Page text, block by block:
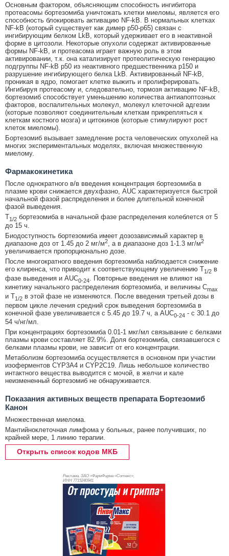
Основным фактором, объясняющим способность ингибитора
протеасомы бортезомиба уничтожать клетки миеломы, является его
способность блокировать активацию NF-kB. В нормальных клетках
NF-kB (который существует как димер р50-р65) связан с
ингибирующим белком LkB, который удерживает его в неактивной
форме в цитозоли. Некоторые опухоли содержат активированные
формы NF-kB, и протеасома играет важную роль в этом
активировании, т.к. она катализирует протеолитическую генерацию
подгруппы NF-kB р50 из неактивного предшественника р150 и
разрушение ингибирующего белка LkB. Активированный NF-kB,
проникая в ядро, помогает клетке выжить и пролиферировать.
Ингибируя протеасому и, следовательно, тормозя активацию NF-kB,
бортезомиб способствует уменьшению количества антиапоптозных
факторов, воспалительных молекул, молекул клеточной адгезии
(которые позволяют соединительным клеткам прикрепляться к
клеткам костного мозга) и цитокинов (которые стимулируют рост
клеток миеломы).
Бортезомиб вызывает замедление роста человеческих опухолей на
многих экспериментальных моделях, включая множественную
миелому.
Фармакокинетика
После однократного в/в введения концентрация бортезомиба в
плазме крови снижается двухфазно, AUC характеризуется быстрой
начальной фазой распределения и более длительной конечной
фазой выведения.
T1/2 бортезомиба в начальной фазе распределения колеблется от 5
до 15 ч.
Биодоступность бортезомиба имеет дозозависимый характер в
диапазоне доз от 1.45 до 2 мг/м2, а в диапазоне доз 1-1.3 мг/м2
увеличивается пропорционально дозе.
После многократного введения бортезомиба наблюдается снижение
его клиренса, что приводит к соответствующему увеличению T1/2 в
фазе выведения и AUC0-24
. Повторные введения не влияют на
кинетику начального распределения бортезомиба, и величины Сmax
и T1/2 в этой фазе не изменяются. После введения третьей дозы в
первом цикле лечения средний срок выведения бортезомиба в
конечной фазе увеличивается с 5.45 до 19.7 ч, а AUC0-24 - с 30.1 до
54 ч/нг/мл.
При концентрациях бортезомиба 0.01-1 мкг/мл связывание с белками
плазмы крови составляет 82.9%. Доля бортезомиба, связавшегося с
белками плазмы крови, не зависит от его концентрации.
Метаболизм бортезомиба осуществляется в основном при участии
изоферментов CYP3A4 и CYP2C19. Лишь небольшое количество
интактного вещества выводится с мочой, в желчи и кале
неизмененный бортезомиб не обнаруживается.
Показания активных веществ препарата Бортезомиб
Канон
Множественная миелома.
Мантийноклеточная лимфома у больных, ранее получивших, по
крайней мере, 1 линию терапии.
Открыть список кодов МКБ
Реклама. ЗАО «ФармФирма «Сотекс»,
ИНН 7715240941